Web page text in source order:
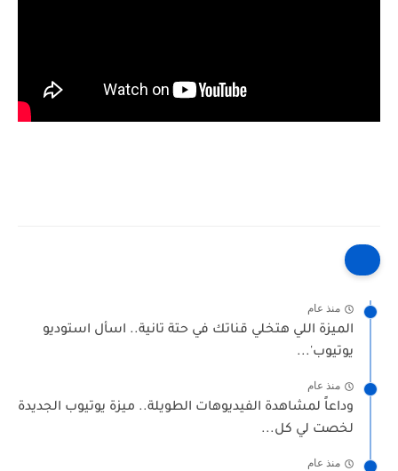
منذ عام
الميزة اللي هتخلي قناتك في حتة تانية.. اسأل استوديو
يوتيوب'...
منذ عام
وداعاً لمشاهدة الفيديوهات الطويلة.. ميزة يوتيوب الجديدة
لخصت لي كل...
منذ عام